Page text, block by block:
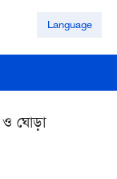
Language
ঘোড়া